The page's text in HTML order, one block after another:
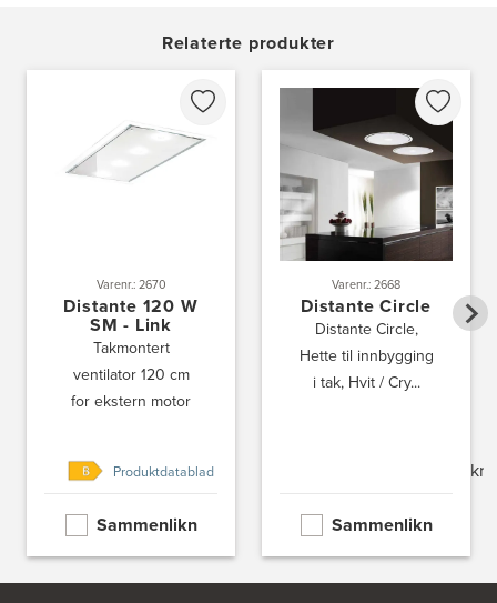
Bergen Kjøkkensenter A/S
Hellevegen 228
5039 Bergen
Tel.:55-395060
51-454050
http://www.drommekjokken.no
Bjerks Trevarefabrikk AS
Torkel Haabeths Vei 47
4325 Sandnes
Bjørnådal AS
8624 Mo I Rana
Tel.:+47 751 53 000
Relaterte produkter
Varenr.: 2670
Distante 120 W
SM - Link
Takmontert
ventilator 120 cm
for ekstern motor
Produktdatablad
Sammenlikn
Varenr.: 2668
Distante Circle
Distante Circle,
Hette til innbygging
i tak, Hvit / Cry...
Sammenlikn
kr